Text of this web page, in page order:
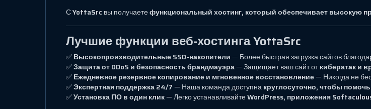
СYottaSrc вы получаетефункциональный хостинг, который обеспечивает высокую
Лучшие функции веб-хостинга YottaSrc
✅Высокопроизводительные SSD-накопители— Более быстрая загрузка сайтов
✅Защита от DDoS и безопасность брандмауэра— Защищает ваш сайт откибератак и
✅Ежедневное резервное копирование и мгновенное восстановление— Никогда не
✅Экспертная поддержка 24/7— Наша команда доступнакруглосуточно, чтобы
✅Установка ПО в один клик— Легко устанавливайтеWordPress, приложения